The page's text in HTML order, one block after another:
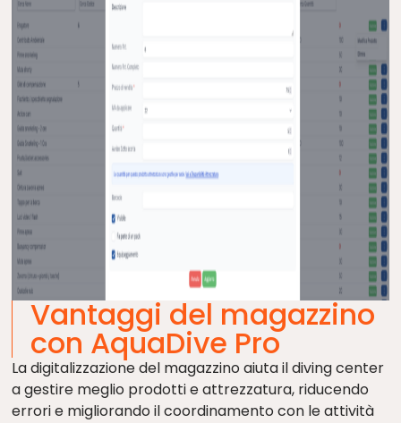
Vantaggi del magazzino
con AquaDive Pro
La digitalizzazione del magazzino aiuta il diving center
a gestire meglio prodotti e attrezzatura, riducendo
errori e migliorando il coordinamento con le attività